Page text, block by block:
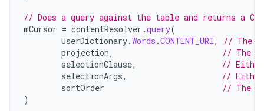
// Does a query against the table and returns a
mCursor = contentResolver .query(
UserDictionary.Words .CONTENT_URI,
// The
projection,
// The
selectionClause,
// Either
selectionArgs,
// Either
sortOrder
// The
)